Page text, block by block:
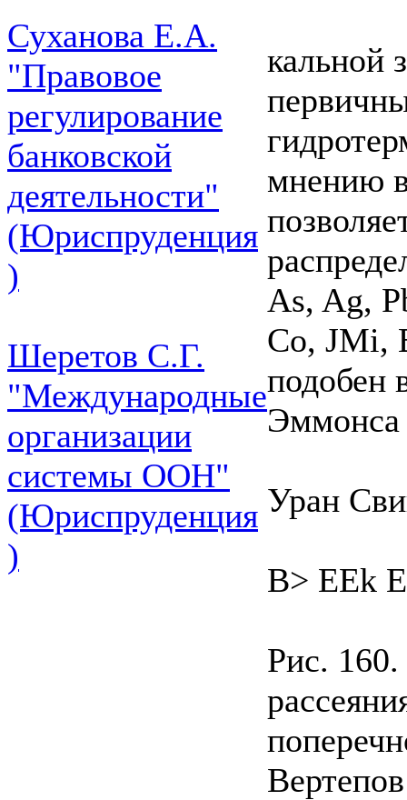
Суханова Е.А.
"Правовое
регулирование
банковской
деятельности"
(Юриспруденция
)
Шеретов С.Г.
"Международные
организации
системы ООН"
(Юриспруденция
)
кальной
мнению
As, Ag,
Со, JMi,
подобен
Эммонса
Уран
В> EEk
Рис.